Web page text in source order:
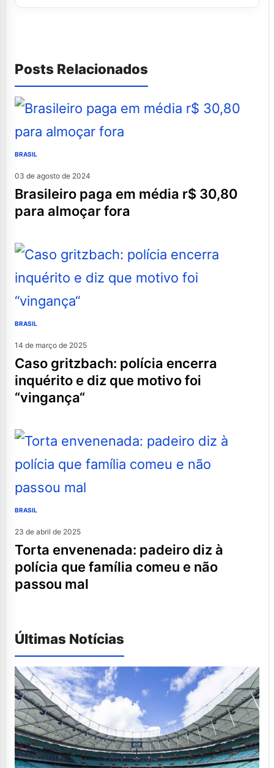
Posts Relacionados
BRASIL
03 de agosto de 2024
brasileiro paga em média r$ 30,80
para almoçar fora
BRASIL
14 de março de 2025
caso gritzbach: polícia encerra
inquérito e diz que motivo foi
“vingança“
BRASIL
23 de abril de 2025
torta envenenada: padeiro diz à
polícia que família comeu e não
passou mal
Últimas Notícias